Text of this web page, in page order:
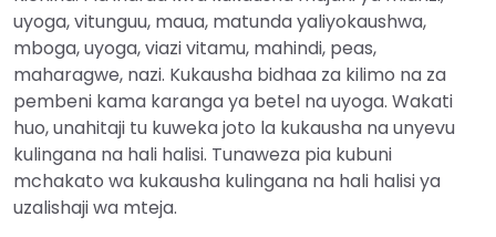
uyoga, vitunguu, maua, matunda yaliyokaushwa,
mboga, uyoga, viazi vitamu, mahindi, peas,
maharagwe, nazi. Kukausha bidhaa za kilimo na za
pembeni kama karanga ya betel na uyoga. Wakati
huo, unahitaji tu kuweka joto la kukausha na unyevu
kulingana na hali halisi. Tunaweza pia kubuni
mchakato wa kukausha kulingana na hali halisi ya
uzalishaji wa mteja.